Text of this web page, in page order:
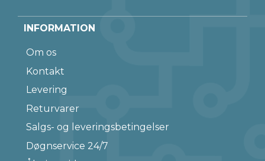
INFORMATION
Om os
Kontakt
Levering
Returvarer
Salgs- og leveringsbetingelser
Døgnservice 24/7